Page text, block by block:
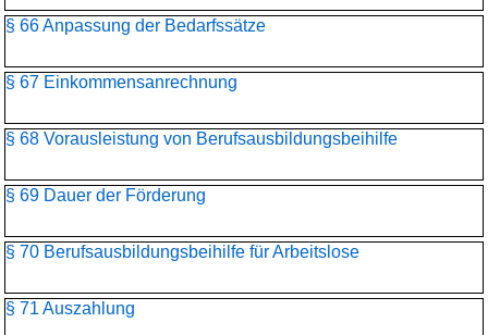
§ 66 Anpassung der Bedarfssätze
§ 67 Einkommensanrechnung
§ 68 Vorausleistung von Berufsausbildungsbeihilfe
§ 69 Dauer der Förderung
§ 70 Berufsausbildungsbeihilfe für Arbeitslose
§ 71 Auszahlung